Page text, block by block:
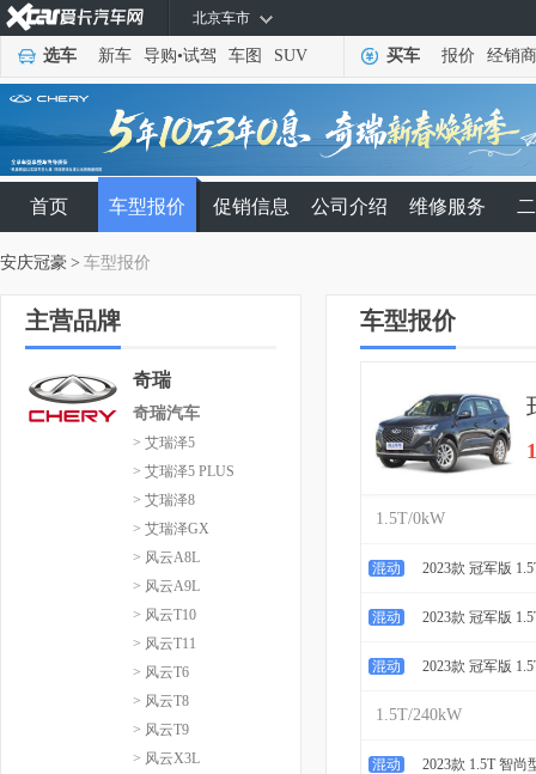
北京车市
选车 新车 导购•试驾 车图 SUV 买车 报价 经销商
首页 车型报价 促销信息 公司介绍 维修服务
安庆冠豪 > 车型报价
主营品牌
奇瑞
奇瑞汽车
> 艾瑞泽5
> 艾瑞泽5 PLUS
> 艾瑞泽8
> 艾瑞泽GX
> 风云A8L
> 风云A9L
> 风云T10
> 风云T11
> 风云T6
> 风云T8
> 风云T9
> 风云X3L
车型报价
1.5T/0kW
混动 2023款 冠军版
混动 2023款 冠军版
混动 2023款 冠军版
1.5T/240kW
混动 2023款 1.5T 智尚